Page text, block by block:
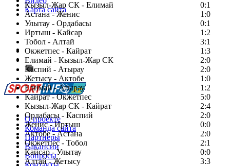
Кызыл-Жар СК - Елимай
0:1
Астана - Женис
1:0
Улытау - Ордабасы
0:1
Иртыш - Кайсар
1:2
Тобол - Алтай
3:1
Окжетпес - Кайрат
1:3
Елимай - Кызыл-Жар СК
2:0
Каспий - Атырау
2:0
Жетысу - Актобе
1:0
Елимай - Атырау
1:2
Кайрат - Окжетпес
5:0
Кызыл-Жар СК - Кайрат
2:4
Ордабасы - Каспий
2:0
Женис - Иртыш
0:0
Актобе - Астана
2:0
Окжетпес - Тобол
2:1
Кайсар - Улытау
0:0
Алтай - Жетысу
3:3
Карта сайта
Есть идея?
Сообщить о мероприятии
Перейти на старый сайт
О проекте
Команда сайта
Партнеры
Вакансии
Вопросы